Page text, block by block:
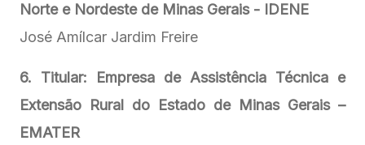
Norte e Nordeste de Minas Gerais - IDENE
José Amílcar Jardim Freire
6. Titular: Empresa de Assistência Técnica e
Extensão Rural do Estado de Minas Gerais –
EMATER